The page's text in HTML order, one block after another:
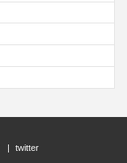
twitter